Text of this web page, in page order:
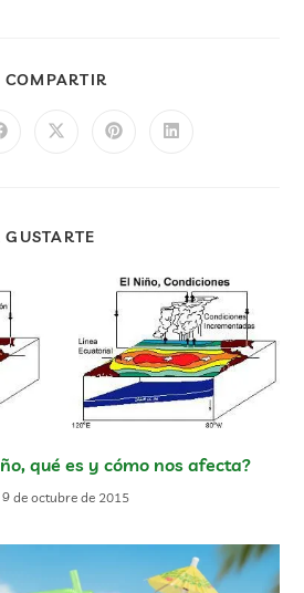
COMPARTIR
qué es y cómo nos afecta?
9 de octubre de 2015